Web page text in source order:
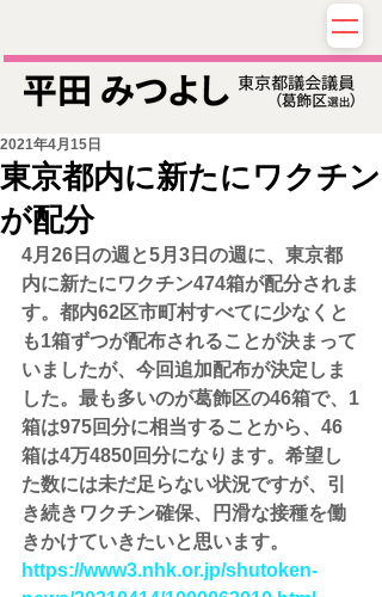
東京都内に新たにワクチン
が配分
2021年4月15日
4月26日の週と5月3日の週に、東京都
内に新たにワクチン474箱が配分されま
す。都内62区市町村すべてに少なくと
も1箱ずつが配布されることが決まって
いましたが、今回追加配布が決定しま
した。最も多いのが葛飾区の46箱で、1
箱は975回分に相当することから、46
箱は4万4850回分になります。希望し
た数には未だ足らない状況ですが、引
き続きワクチン確保、円滑な接種を働
きかけていきたいと思います。
https://www3.nhk.or.jp/shutoken-